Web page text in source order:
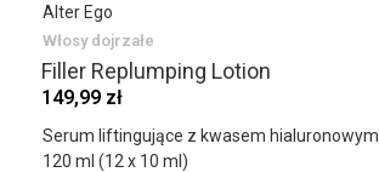
Alter Ego
Włosy dojrzałe
Filler Replumping Lotion
149,99 zł
Serum liftingujące z kwasem hialuronowym
120 ml (12 x 10 ml)